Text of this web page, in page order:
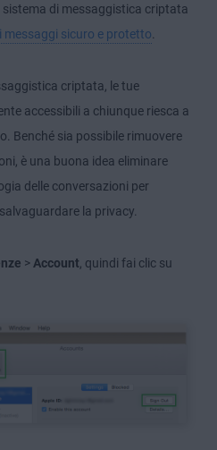
sistema di messaggistica criptata
messaggi sicuro e protetto
criptata, le tue
accessibili a chiunque riesca a
Benché sia possibile rimuovere
è una buona idea eliminare
delle conversazioni per
la privacy.
> Account , quindi fai clic su